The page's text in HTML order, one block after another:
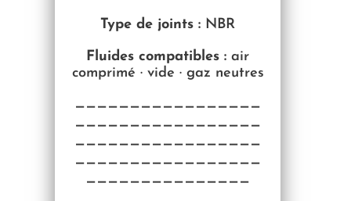
Type de joints : NBR
Fluides compatibles : air
comprimé · vide · gaz neutres
—————————————————
—————————————————
—————————————————
—————————————————
———————————————